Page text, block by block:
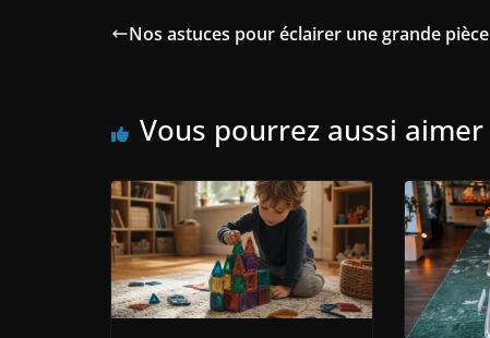
Nos astuces pour éclairer une grande pièce
Vous pourrez aussi aimer